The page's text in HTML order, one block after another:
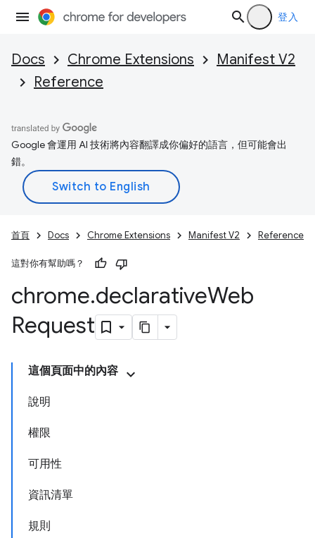
登入
Docs Chrome Extensions
Manifest V2
Reference
Google 會運用 AI 技術將內容翻譯成你偏好的語言，但可能會出
錯。
首頁 Docs Chrome Extensions Manifest V2 Reference
這對你有幫助嗎？
chrome.declarativeWeb
Request
這個頁面中的內容
說明
權限
可用性
資訊清單
規則